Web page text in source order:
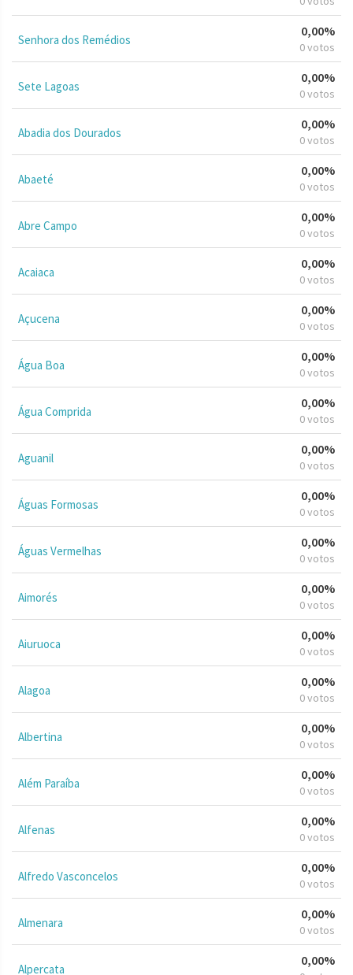
Senhora dos Remédios
0,00%
0 votos
Sete Lagoas
0,00%
0 votos
Abadia dos Dourados
0,00%
0 votos
Abaeté
0,00%
0 votos
Abre Campo
0,00%
0 votos
Acaiaca
0,00%
0 votos
Açucena
0,00%
0 votos
Água Boa
0,00%
0 votos
Água Comprida
0,00%
0 votos
Aguanil
0,00%
0 votos
Águas Formosas
0,00%
0 votos
Águas Vermelhas
0,00%
0 votos
Aimorés
0,00%
0 votos
Aiuruoca
0,00%
0 votos
Alagoa
0,00%
0 votos
Albertina
0,00%
0 votos
Além Paraíba
0,00%
0 votos
Alfenas
0,00%
0 votos
Alfredo Vasconcelos
0,00%
0 votos
Almenara
0,00%
0 votos
Alpercata
0,00%